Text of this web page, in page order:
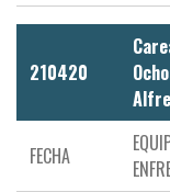
210420
FECHA